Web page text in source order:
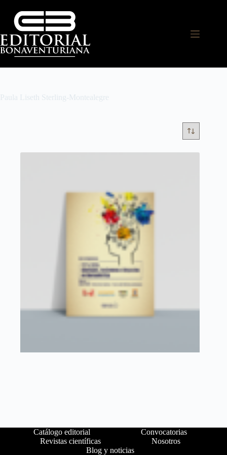
Paula Liseth Sterling-Montealegre
Catálogo editorial
Convocatorias
Revistas científicas
Nosotros
Blog y noticias